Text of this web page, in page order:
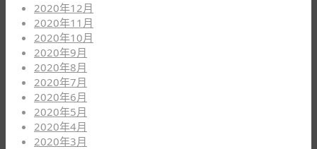
2020年12月
2020年11月
2020年10月
2020年9月
2020年8月
2020年7月
2020年6月
2020年5月
2020年4月
2020年3月